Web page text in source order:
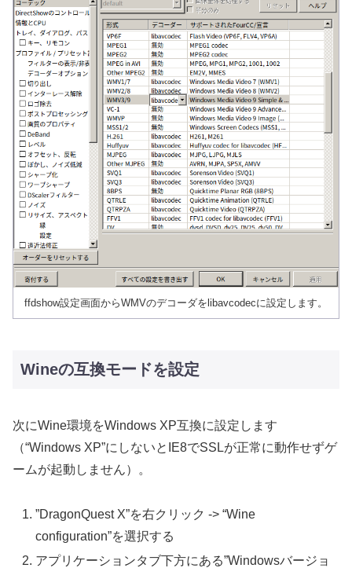
ffdshow設定画面からWMVのデコーダをlibavcodecに設定します。
Wineの互換モードを設定
次にWine環境をWindows XP互換に設定します
（“Windows XP”にしないとIE8でSSLが正常に動作せずゲ
ームが起動しません）。
”DragonQuest X”を右クリック -> “Wine
configuration”を選択する
アプリケーションタブ下方にある”Windowsバージョ